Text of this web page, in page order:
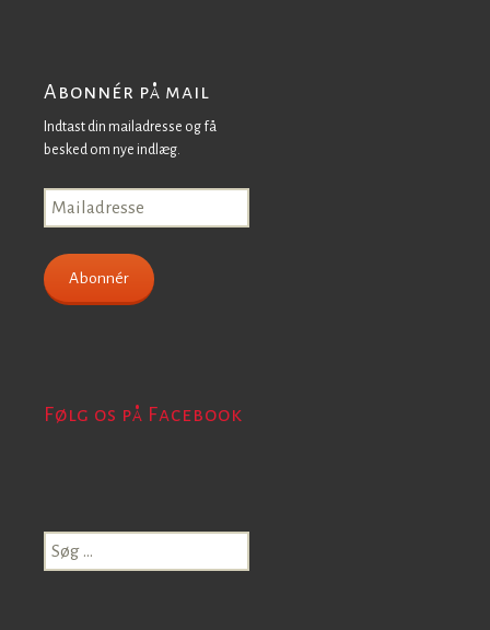
Abonnér på mail
Indtast din mailadresse og få
besked om nye indlæg.
Mailadresse
Abonnér
Følg os på Facebook
Søg
efter: